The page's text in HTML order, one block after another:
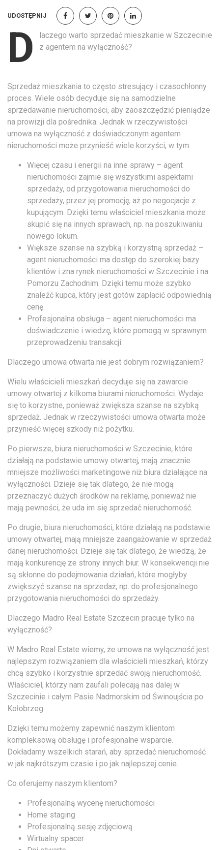
UDOSTĘPNIJ
D
laczego warto sprzedać mieszkanie w Szczecinie
z agentem na wyłączność?
Sprzedaż mieszkania to często stresujący i czasochłonny
proces. Wiele osób decyduje się na samodzielne
sprzedawanie nieruchomości, aby zaoszczędzić pieniądze
na prowizji dla pośrednika. Jednak w rzeczywistości
umowa na wyłączność z doświadczonym agentem
nieruchomości może przynieść wiele korzyści, w tym:
Więcej czasu i energii na inne sprawy – agent
nieruchomości zajmie się wszystkimi aspektami
sprzedaży, od przygotowania nieruchomości do
sprzedaży, przez jej promocję, aż po negocjacje z
kupującym. Dzięki temu właściciel mieszkania może
skupić się na innych sprawach, np. na poszukiwaniu
nowego lokum.
Większe szanse na szybką i korzystną sprzedaż –
agent nieruchomości ma dostęp do szerokiej bazy
klientów i zna rynek nieruchomości w Szczecinie i na
Pomorzu Zachodnim. Dzięki temu może szybko
znaleźć kupca, który jest gotów zapłacić odpowiednią
cenę.
Profesjonalna obsługa – agent nieruchomości ma
doświadczenie i wiedzę, które pomogą w sprawnym
przeprowadzeniu transakcji.
Dlaczego umowa otwarta nie jest dobrym rozwiązaniem?
Wielu właścicieli mieszkań decyduje się na zawarcie
umowy otwartej z kilkoma biurami nieruchomości. Wydaje
się to korzystne, ponieważ zwiększa szanse na szybką
sprzedaż. Jednak w rzeczywistości umowa otwarta może
przynieść więcej szkody niż pożytku.
Po pierwsze, biura nieruchomości w Szczecinie, które
działają na podstawie umowy otwartej, mają znacznie
mniejsze możliwości marketingowe niż biura działające na
wyłączności. Dzieje się tak dlatego, że nie mogą
przeznaczyć dużych środków na reklamę, ponieważ nie
mają pewności, że uda im się sprzedać nieruchomość.
Po drugie, biura nieruchomości, które działają na podstawie
umowy otwartej, mają mniejsze zaangażowanie w sprzedaż
danej nieruchomości. Dzieje się tak dlatego, że wiedzą, że
mają konkurencję ze strony innych biur. W konsekwencji nie
są skłonne do podejmowania działań, które mogłyby
zwiększyć szanse na sprzedaż, np. do profesjonalnego
przygotowania nieruchomości do sprzedaży.
Dlaczego Madro Real Estate Szczecin pracuje tylko na
wyłączność?
W Madro Real Estate wiemy, że umowa na wyłączność jest
najlepszym rozwiązaniem dla właścicieli mieszkań, którzy
chcą szybko i korzystnie sprzedać swoją nieruchomość.
Właściciel, którzy nam zaufali polecają nas dalej w
Szczecinie i całym Pasie Nadmorskim od Świnoujścia po
Kołobrzeg.
Dzięki temu możemy zapewnić naszym klientom
kompleksową obsługę i profesjonalne wsparcie.
Dokładamy wszelkich starań, aby sprzedać nieruchomość
w jak najkrótszym czasie i po jak najlepszej cenie.
Co oferujemy naszym klientom?
Profesjonalną wycenę nieruchomości
Home staging
Profesjonalną sesję zdjęciową
Wirtualny spacer